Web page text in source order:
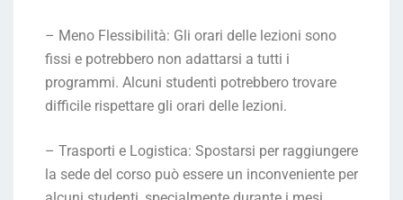
– Meno Flessibilità: Gli orari delle lezioni sono
fissi e potrebbero non adattarsi a tutti i
programmi. Alcuni studenti potrebbero trovare
difficile rispettare gli orari delle lezioni.
– Trasporti e Logistica: Spostarsi per raggiungere
la sede del corso può essere un inconveniente per